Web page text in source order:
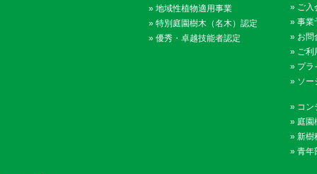
» 地域性植物適用事業
» 特別庭園樹木（名木）認定
» 優秀・卓越技能者認定
» ご入
» 事業
» お問
» ご利
» プラ
» ソー
» コン
» 庭園
» 新樹
» 青年